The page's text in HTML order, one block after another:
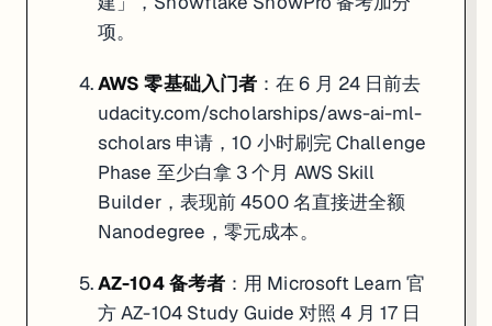
项。
AWS 零基础入门者 ：在 6 月 24 日前去
udacity.com/scholarships/aws-ai-ml-
scholars 申请，10 小时刷完 Challenge
Phase 至少白拿 3 个月 AWS Skill
Builder，表现前 4500 名直接进全额
Nanodegree，零元成本。
AZ-104 备考者 ：用 Microsoft Learn 官
方AZ-104 Study Guide 对照 4 月 17 日